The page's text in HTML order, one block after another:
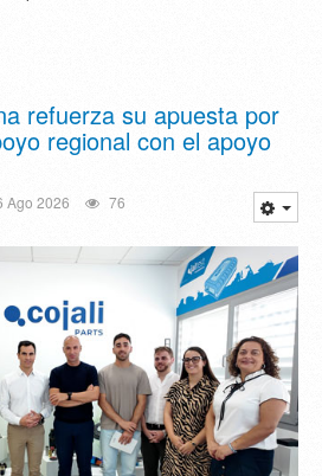
refuerza su apuesta por
regional con el apoyo
Ago 2026 76